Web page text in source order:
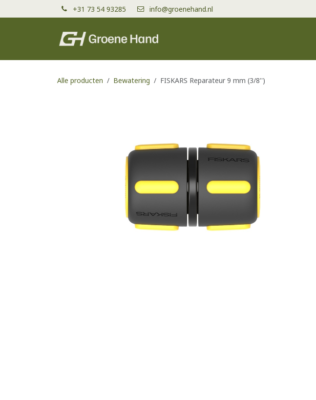
Overslaan naar inhoud +31 73 54 93285 info@groenehand.nl
Alle producten Bewatering FISKARS Reparateur 9 mm (3/8'')